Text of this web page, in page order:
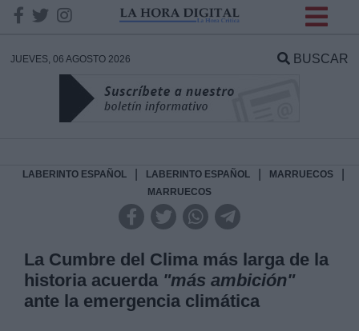
JUEVES, 06 AGOSTO 2026 BUSCAR
LABERINTO ESPAÑOL LABERINTO ESPAÑOL MARRUECOS
MARRUECOS
La Cumbre del Clima más larga de la
historia acuerda "más ambición"
ante la emergencia climática
DATOS
Responsable: